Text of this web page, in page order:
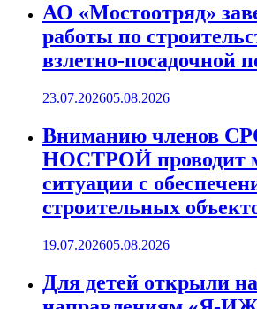
АО «Мостоотряд»
работы по
взлетно-посадочной
23.07.202605.08.2026
Вниманию членов
НОСТРОЙ проводит
ситуации с
строительных
19.07.202605.08.2026
Для детей открыли